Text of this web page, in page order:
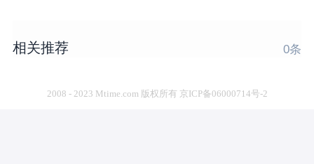
相关推荐 0条
2008 - 2023 Mtime.com 版权所有 京ICP备06000714号-2